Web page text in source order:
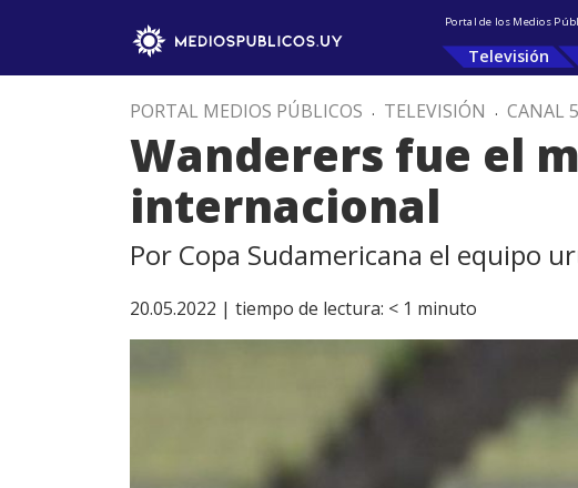
Portal de los Medios
Televisión
PORTAL MEDIOS PÚBLICOS . TELEVISIÓN . CANAL 5
Wanderers fue el
internacional
Por Copa Sudamericana el equipo
20.05.2022 | tiempo de lectura: < 1 minuto